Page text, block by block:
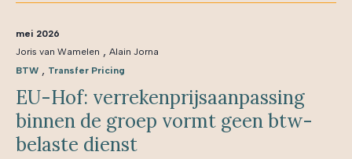
mei 2026
Joris van Wamelen , Alain Jorna
BTW , Transfer Pricing
EU-Hof: verrekenprijsaanpassing
binnen de groep vormt geen btw-
belaste dienst